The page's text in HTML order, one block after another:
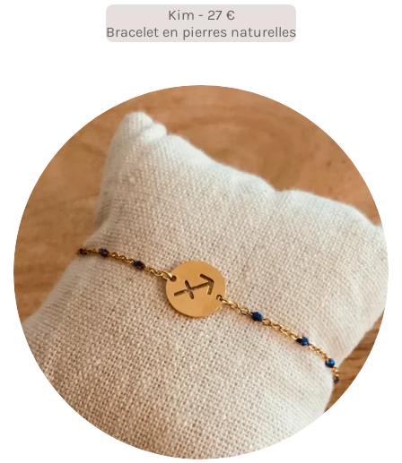
Kim - 27 €
Bracelet en pierres naturelles